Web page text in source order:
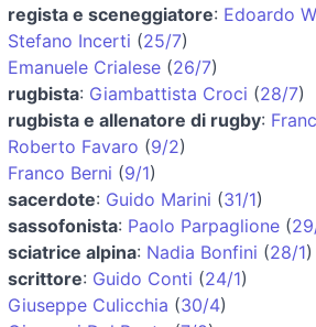
regista e sceneggiatore: Edoardo
Stefano Incerti (25/7)
Emanuele Crialese (26/7)
rugbista: Giambattista Croci (28/7)
rugbista e allenatore di rugby:
Roberto Favaro (9/2)
Franco Berni (9/1)
sacerdote: Guido Marini (31/1)
sassofonista: Paolo Parpaglione (
sciatrice alpina: Nadia Bonfini (28/1)
scrittore: Guido Conti (24/1)
Giuseppe Culicchia (30/4)